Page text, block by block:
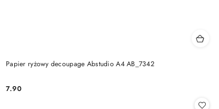
Papier ryżowy decoupage Abstudio A4 AB_7342
Cena:
7.90